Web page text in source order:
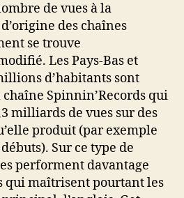
de vues à la
des chaînes
se trouve
Les Pays-Bas et
d’habitants sont
Spinnin’Records qui
milliards de vues sur des
produit (par exemple
Sur ce type de
performent davantage
qui maîtrisent pourtant les